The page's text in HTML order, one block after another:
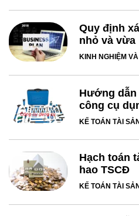
Quy định
nhỏ và vừa
KINH NGHIỆM
Hướng dẫn
công cụ
KẾ TOÁN TÀI
Hạch toán
hao TSCĐ
KẾ TOÁN TÀI